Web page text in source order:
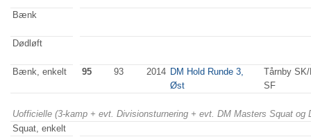
Bænk
Dødløft
Bænk, enkelt 95 93 2014 DM Hold Runde 3,
Øst
Tårnby
SF
Uofficielle (3-kamp + evt. Divisionsturnering + evt. DM Masters Squat
Squat, enkelt